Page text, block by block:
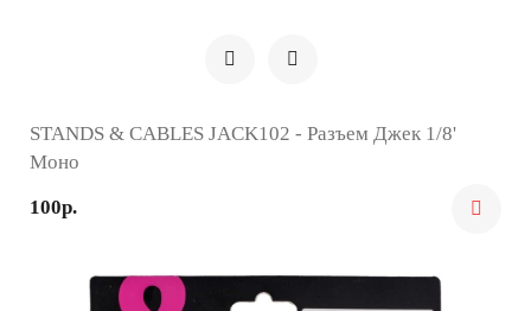
STANDS & CABLES JACK102 - Разъем Джек 1/8'
Моно
100р.